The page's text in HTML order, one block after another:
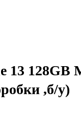
13 128GB
,б/у)